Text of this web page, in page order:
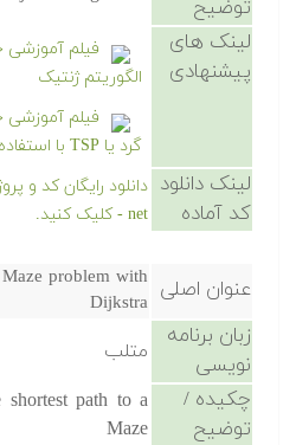
توضیح
لینک های
پیشنهادی
فیلم آموزشی
الگوریتم ژنتیک
فیلم آموزشی
گرد یا TSP با استفاده از الگوریتم PSO
لینک دانلود
کد آماده
net - کلیک کنید.
عنوان اصلی problem with
Dijkstra
زبان برنامه
نویسی
متلب
چکیده /
توضیح
path to a
Maze